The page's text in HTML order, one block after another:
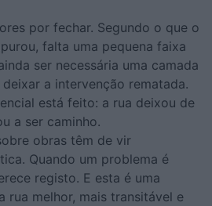
por fechar. Segundo o que o
falta uma pequena faixa
ser necessária uma camada
a intervenção rematada.
está feito: a rua deixou de
a ser caminho.
obras têm de vir
Quando um problema é
registo. E esta é uma
rua melhor, mais transitável e